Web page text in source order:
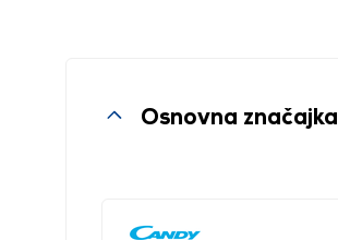
Osnovna značajka